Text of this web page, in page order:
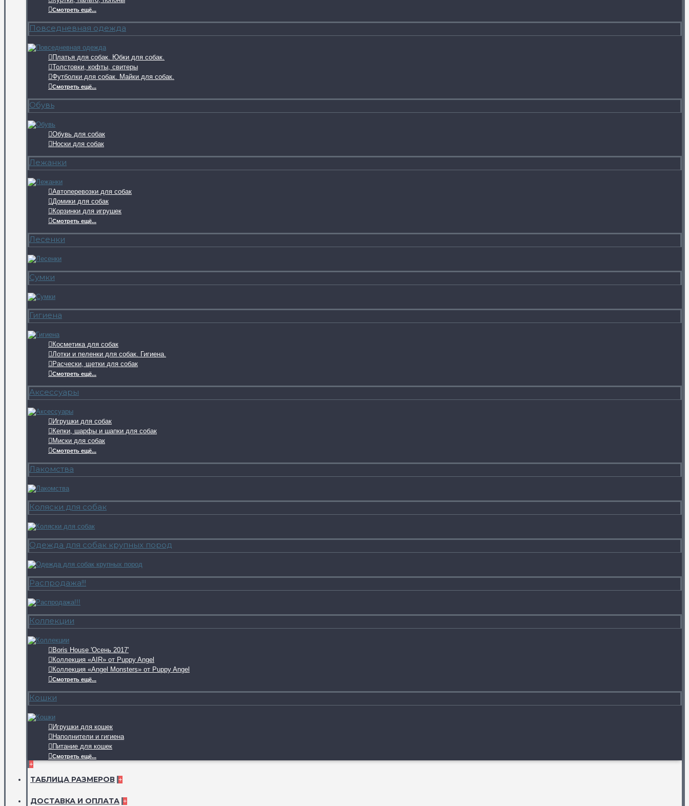
Смотреть ещё...
Повседневная одежда
Платья для собак. Юбки для собак.
Толстовки, кофты, свитеры
Футболки для собак. Майки для собак.
Смотреть ещё...
Обувь
Обувь для собак
Носки для собак
Лежанки
Автоперевозки для собак
Домики для собак
Корзинки для игрушек
Смотреть ещё...
Лесенки
Сумки
Гигиена
Косметика для собак
Лотки и пеленки для собак. Гигиена.
Расчески, щетки для собак
Смотреть ещё...
Аксессуары
Игрушки для собак
Кепки, шарфы и шапки для собак
Миски для собак
Смотреть ещё...
Лакомства
Коляски для собак
Одежда для собак крупных пород
Распродажа!!!
Коллекции
Boris House 'Осень 2017'
Коллекция «AIR» от Puppy Angel
Коллекция «Angel Monsters» от Puppy Angel
Смотреть ещё...
Кошки
Игрушки для кошек
Наполнители и гигиена
Питание для кошек
Смотреть ещё...
+
ТАБЛИЦА РАЗМЕРОВ +
ДОСТАВКА И ОПЛАТА +